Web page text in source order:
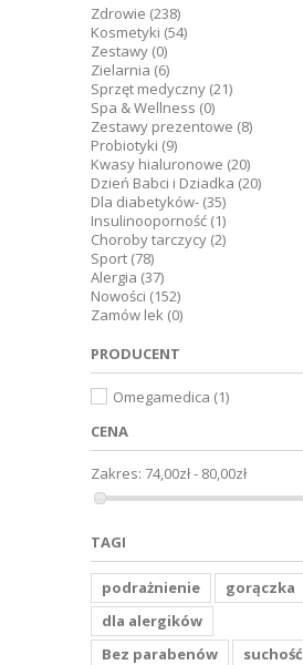
Zdrowie (238)
Kosmetyki (54)
Zestawy (0)
Zielarnia (6)
Sprzęt medyczny (21)
Spa & Wellness (0)
Zestawy prezentowe (8)
Probiotyki (9)
Kwasy hialuronowe (20)
Dzień Babci i Dziadka (20)
Dla diabetyków- (35)
Insulinooporność (1)
Choroby tarczycy (2)
Sport (78)
Alergia (37)
Nowości (152)
Zamów lek (0)
PRODUCENT
Omegamedica (1)
CENA
Zakres: 74,00zł - 80,00zł
TAGI
podrażnienie
gorączka
dla alergików
Bez parabenów
suchość